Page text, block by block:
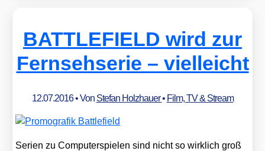
BATTLEFIELD wird zur
Fernsehserie – vielleicht
12.07.2016• Von Stefan Holzhauer• Film, TV & Stream
Seri­en zu Com­pu­ter­spie­len sind nicht so wirk­lich groß